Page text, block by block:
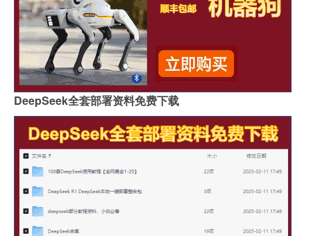
DeepSeek全套部署资料免费下载